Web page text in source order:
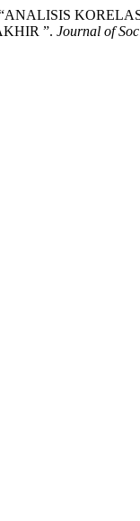
“ANALISIS
”. Journal of